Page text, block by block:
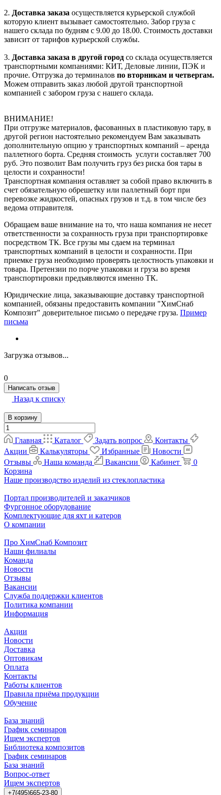
2. Доставка заказа осуществляется курьерской службой
которую клиент вызывает самостоятельно. Забор груза с
нашего склада по будням с 9.00 до 18.00. Стоимость доставки
зависит от тарифов курьерской службы.
3. Доставка заказа в другой город со склада осуществляется
транспортными компаниями: КИТ, Деловые линии, ПЭК и
прочие. Отгрузка до терминалов по вторникам и четвергам.
Можем отправить заказ любой другой транспортной
компанией с забором груза с нашего склада.
ВНИМАНИЕ!
При отгрузке материалов, фасованных в пластиковую тару, в
другой регион настоятельно рекомендуем Вам заказывать
дополнительную опцию у транспортных компаний – аренда
паллетного борта. Средняя стоимость услуги составляет 700
руб. Это позволит Вам получить груз без риска боя тары в
целости и сохранности!
Транспортная компания оставляет за собой право включить в
счет обязательную обрешетку или паллетный борт при
перевозке жидкостей, опасных грузов и т.д. в том числе без
ведома отправителя.
Обращаем ваше внимание на то, что наша компания не несет
ответственности за сохранность груза при транспортировке
посредством ТК. Все грузы мы сдаем на терминал
транспортных компаний в целости и сохранности. При
приемке груза необходимо проверять целостность упаковки и
товара. Претензии по порче упаковки и груза во время
транспортировки предъявляются именно ТК.
Юридические лица, заказывающие доставку транспортной
компанией, обязаны предоставить компании "ХимСнаб
Композит" доверительное письмо о передаче груза. Пример
письма
Загрузка отзывов...
0
Написать отзыв
Назад к списку
В корзину
Главная Каталог Задать вопрос
Контакты
Акции
Калькуляторы Избранные
Новости
Отзывы
Наша команда Вакансии Кабинет
0
Корзина
Наше производство изделий из стеклопластика
Портал производителей и заказчиков
Фургонное оборудование
Комплектующие для яхт и катеров
О компании
Про ХимСнаб Композит
Наши филиалы
Команда
Новости
Отзывы
Вакансии
Служба поддержки клиентов
Политика компании
Информация
Акции
Новости
Доставка
Оптовикам
Оплата
Контакты
Работы клиентов
Правила приёма продукции
Обучение
База знаний
График семинаров
Ищем экспертов
Библиотека композитов
График семинаров
База знаний
Вопрос-ответ
Ищем экспертов
+7(495)665-23-80